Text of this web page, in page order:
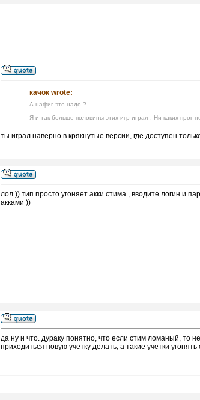
качок wrote:
А нафиг это надо ?
Я и так больше половины этих игр играл . Ни каких прог
ты играл наверно в крякнутые версии, где доступен
лол )) тип просто угоняет акки стима , вводите логин и
акками ))
да ну и что. дураку понятно, что если стим ломаный, то
приходиться новую учетку делать, а такие учетки